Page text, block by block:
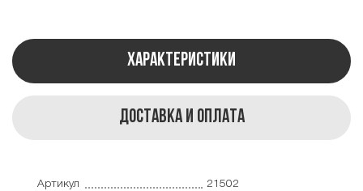
Характеристики
Доставка и оплата
Артикул
21502